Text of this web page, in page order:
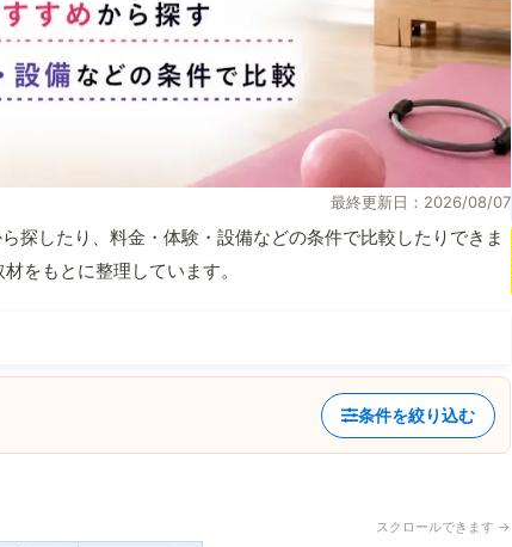
最終更新日：2026/08/07
探したり、料金・体験・設備などの条件で比較したりできま
をもとに整理しています。
条件を絞り込む
スクロールできます →